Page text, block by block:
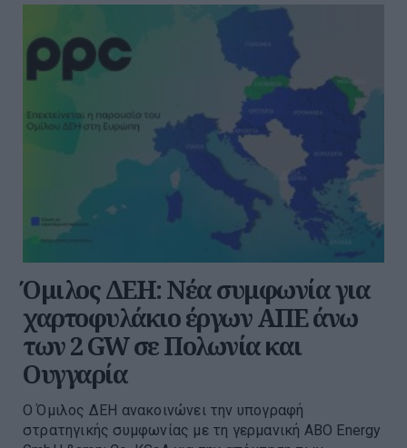
Όμιλος ΔΕΗ: Νέα συμφωνία για
χαρτοφυλάκιο έργων ΑΠΕ άνω
των 2 GW σε Πολωνία και
Ουγγαρία
Ο Όμιλος ΔΕΗ ανακοινώνει την υπογραφή
στρατηγικής συμφωνίας με τη γερμανική ABO Energy